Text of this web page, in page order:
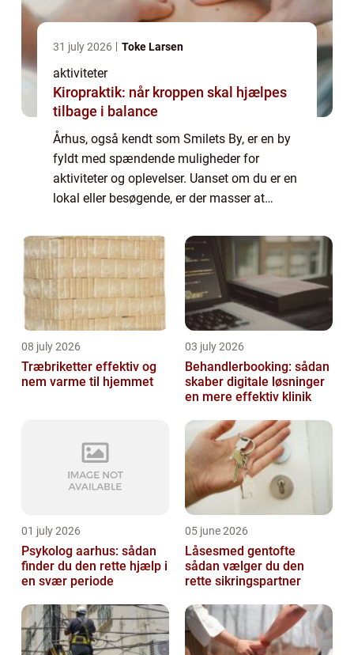
31 july 2026 Toke Larsen
aktiviteter
Kiropraktik: når kroppen skal hjælpes
tilbage i balance
Århus, også kendt som Smilets By, er en by
fyldt med spændende muligheder for
aktiviteter og oplevelser. Uanset om du er en
lokal eller besøgende, er der masser at
ARoS Aarhus Kunstm...
08 july 2026
Træbriketter effektiv og
nem varme til hjemmet
03 july 2026
Behandlerbooking: sådan
skaber digitale løsninger
en mere effektiv klinik
01 july 2026
Psykolog aarhus: sådan
finder du den rette hjælp i
en svær periode
05 june 2026
Låsesmed gentofte
sådan vælger du den
rette sikringspartner